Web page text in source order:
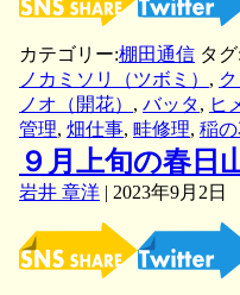
カテゴリー:棚田通信 タグ:
ノカミソリ（ツボミ） ,
ノオ（開花） , バッタ, ヒ
管理, 畑仕事, 畦修理, 稲
９月上旬の春日
岩井 章洋 | 2023年9月2日